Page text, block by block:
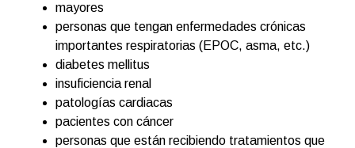
mayores
personas que tengan enfermedades crónicas
importantes respiratorias (EPOC, asma, etc.)
diabetes mellitus
insuficiencia renal
patologías cardiacas
pacientes con cáncer
personas que están recibiendo tratamientos que